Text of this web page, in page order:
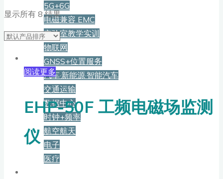
5G+6G
电磁兼容 EMC
实验室教学实训
物联网
GNSS+位置服务
汽车·新能源·智能汽车
交通运输
数据中心
时钟+频率
航空航天
电子
医疗
显示所有 8 结果
阅读更多
EHP-50F 工频电磁场监测
仪